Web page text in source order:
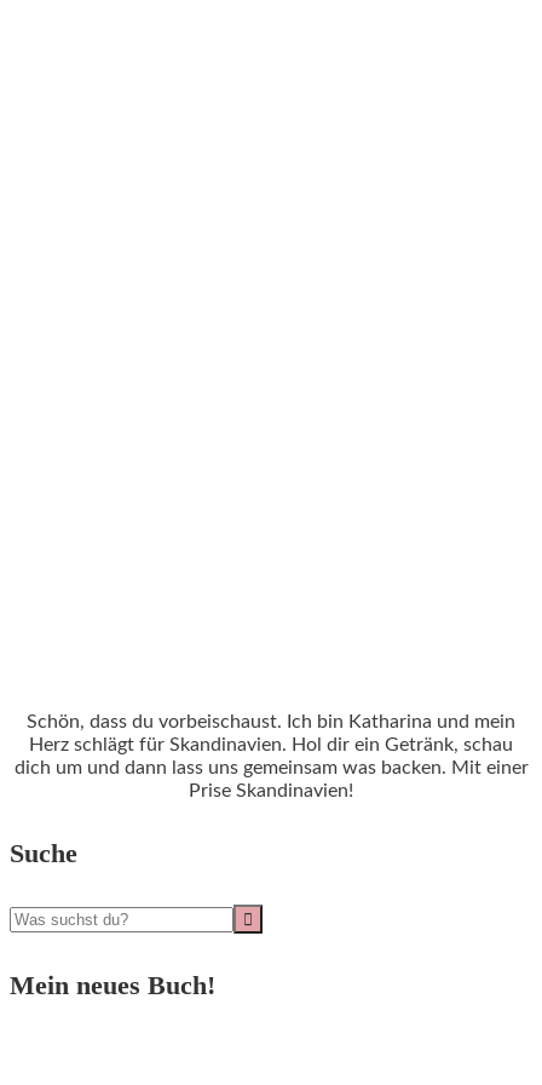
Schön, dass du vorbeischaust. Ich bin Katharina und mein
Herz schlägt für Skandinavien. Hol dir ein Getränk, schau
dich um und dann lass uns gemeinsam was backen. Mit einer
Prise Skandinavien!
Suche
Mein neues Buch!